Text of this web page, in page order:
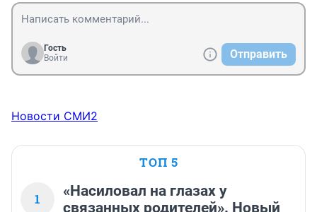
Гость
Войти
Отправить
Новости СМИ2
ТОП 5
1
«Насиловал на глазах у
связанных родителей». Новый